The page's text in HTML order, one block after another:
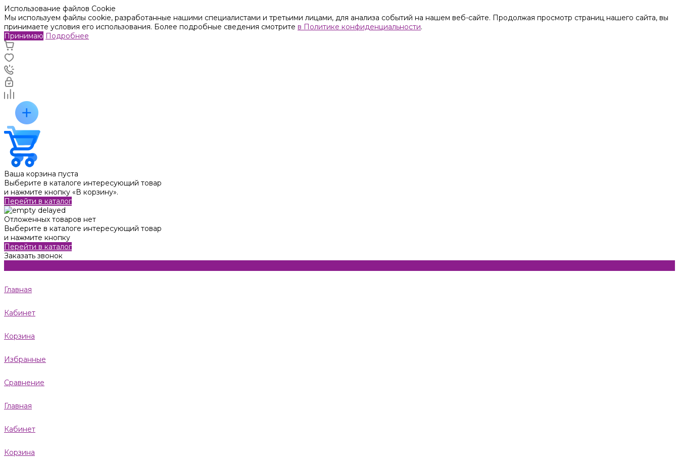
Использование файлов Cookie
Мы используем файлы cookie, разработанные нашими специалистами и третьими лицами, для анализа событий на нашем веб-сайте. Продолжая просмотр страниц нашего сайта, вы
принимаете условия его использования. Более подробные сведения смотрите в Политике конфиденциальности.
Принимаю Подробнее
Ваша корзина пуста
Выберите в каталоге интересующий товар
и нажмите кнопку «В корзину».
Перейти в каталог
Отложенных товаров нет
Выберите в каталоге интересующий товар
и нажмите кнопку
Перейти в каталог
Заказать звонок
Главная
Кабинет
Корзина
Избранные
Сравнение
Главная
Кабинет
Корзина